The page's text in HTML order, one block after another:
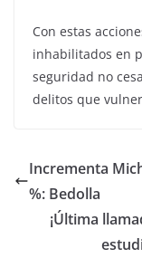
Con estas
inhabilitados en
seguridad no
delitos que
Incrementa
%: Bedolla
¡Última